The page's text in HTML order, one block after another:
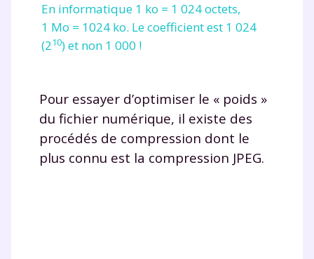
En informatique 1 ko = 1 024 octets,
1 Mo = 1024 ko. Le coefficient est 1 024
(210) et non 1 000 !
Pour essayer d’optimiser le « poids »
du fichier numérique, il existe des
procédés de compression dont le
plus connu est la compression JPEG.